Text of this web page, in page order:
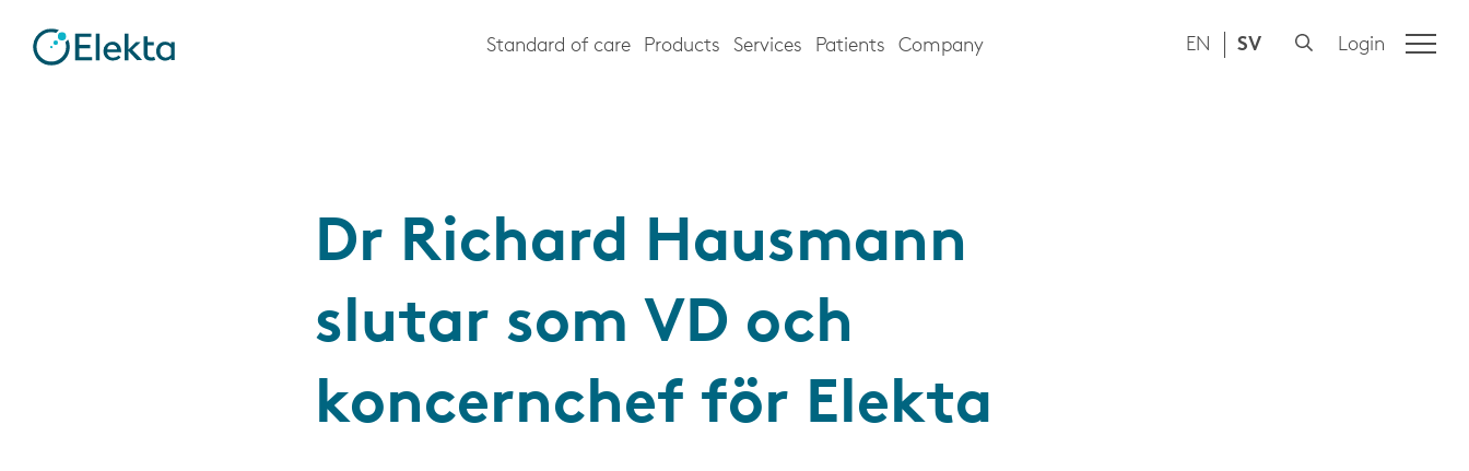
Standard of care Products Services Patients Company EN SV Login
Dr Richard Hausmann
slutar som VD och
koncernchef för Elekta